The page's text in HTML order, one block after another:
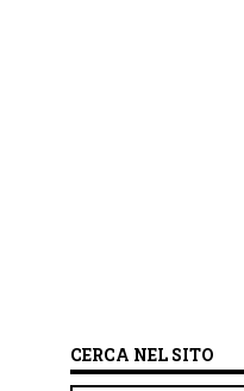
CERCA NEL SITO